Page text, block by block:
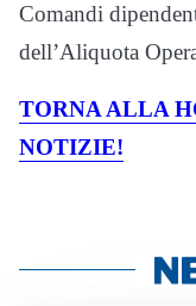
Comandi
dell’Aliquota
TORNA ALLA
NOTIZIE!